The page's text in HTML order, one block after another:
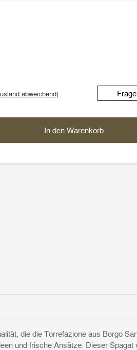
abweichend)
In den Warenkorb
die die Torrefazione aus Borgo
und frische Ansätze. Dieser Spagat